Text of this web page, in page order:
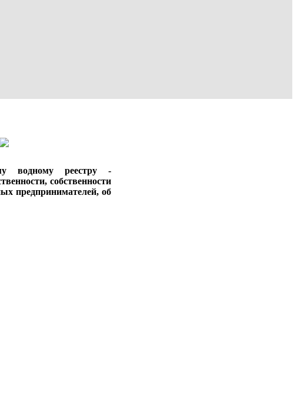
водному реестру -
собственности
предпринимателей, об